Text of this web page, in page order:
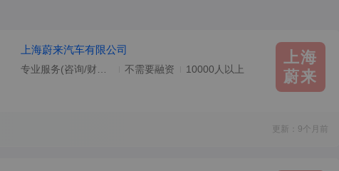
上海蔚来汽车有限公司
不需要融资 10000人以上
上海
蔚来
更新：9个月前